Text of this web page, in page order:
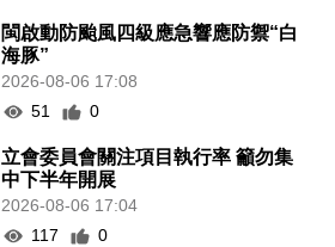
閩啟動防颱風四級應急響應防禦“白
海豚”
2026-08-06 17:08
51
0
立會委員會關注項目執行率 籲勿集
中下半年開展
2026-08-06 17:04
117
0